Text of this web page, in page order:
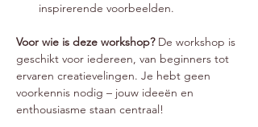
inspirerende voorbeelden.
Voor wie is deze workshop? De workshop is
geschikt voor iedereen, van beginners tot
ervaren creatievelingen. Je hebt geen
voorkennis nodig – jouw ideeën en
enthousiasme staan centraal!